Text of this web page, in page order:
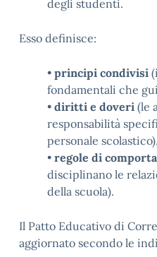
degli studenti.
Esso definisce:
• principi condivisi
fondamentali che
• diritti e doveri (le
responsabilità
personale scolastico),
• regole di
disciplinano le
della scuola).
Il Patto Educativo di
aggiornato secondo le